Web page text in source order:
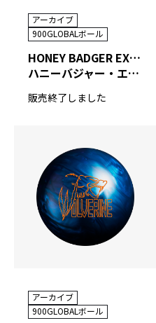
アーカイブ
900GLOBALボール
HONEY BADGER EXTREME 2022
ハニーバジャー・エクストリーム2022
販売終了しました
アーカイブ
900GLOBALボール